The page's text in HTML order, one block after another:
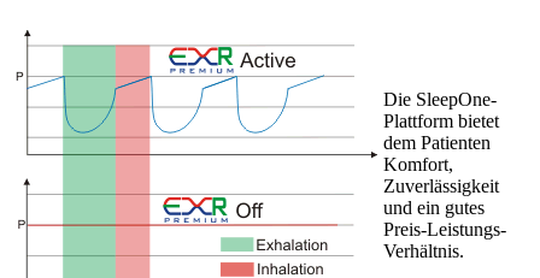
Die SleepOne-
Plattform bietet
dem Patienten
Komfort,
Zuverlässigkeit
und ein gutes
Preis-Leistungs-
Verhältnis.